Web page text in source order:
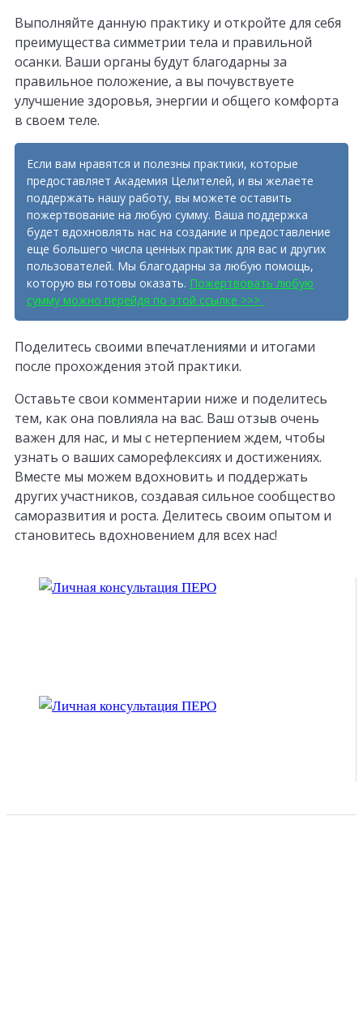
Выполняйте данную практику и откройте для себя
преимущества симметрии тела и правильной
осанки. Ваши органы будут благодарны за
правильное положение, а вы почувствуете
улучшение здоровья, энергии и общего комфорта
в своем теле.
Если вам нравятся и полезны практики, которые
предоставляет Академия Целителей, и вы желаете
поддержать нашу работу, вы можете оставить
пожертвование на любую сумму. Ваша поддержка
будет вдохновлять нас на создание и предоставление
еще большего числа ценных практик для вас и других
пользователей. Мы благодарны за любую помощь,
которую вы готовы оказать. Пожертвовать любую
сумму можно перейдя по этой ссылке >>>
Поделитесь своими впечатлениями и итогами
после прохождения этой практики.
Оставьте свои комментарии ниже и поделитесь
тем, как она повлияла на вас. Ваш отзыв очень
важен для нас, и мы с нетерпением ждем, чтобы
узнать о ваших саморефлексиях и достижениях.
Вместе мы можем вдохновить и поддержать
других участников, создавая сильное сообщество
саморазвития и роста. Делитесь своим опытом и
становитесь вдохновением для всех нас!